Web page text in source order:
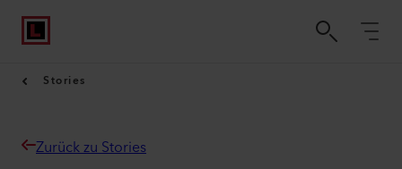
Stories
Zurück zu Stories